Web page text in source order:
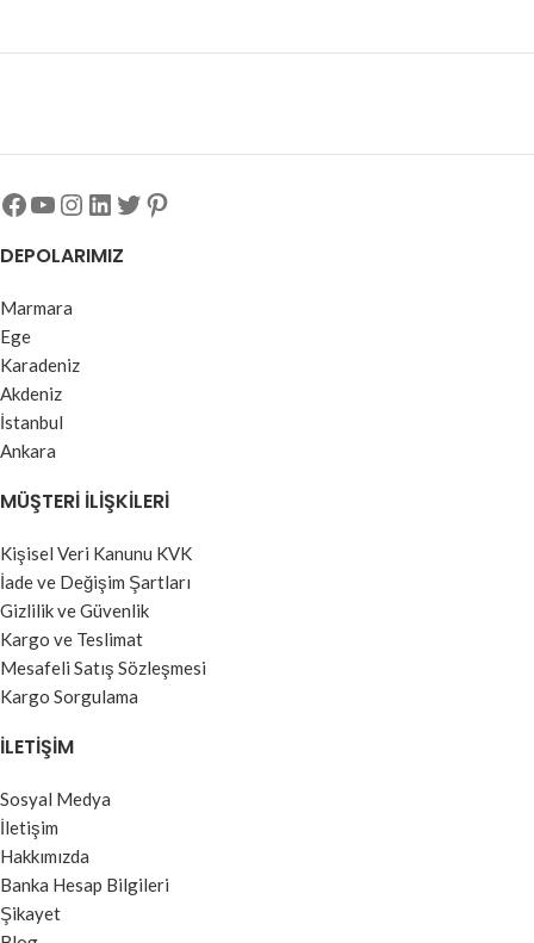
DEPOLARIMIZ
Marmara
Ege
Karadeniz
Akdeniz
İstanbul
Ankara
MÜŞTERI İLIŞKILERI
Kişisel Veri Kanunu KVK
İade ve Değişim Şartları
Gizlilik ve Güvenlik
Kargo ve Teslimat
Mesafeli Satış Sözleşmesi
Kargo Sorgulama
İLETIŞIM
Sosyal Medya
İletişim
Hakkımızda
Banka Hesap Bilgileri
Şikayet